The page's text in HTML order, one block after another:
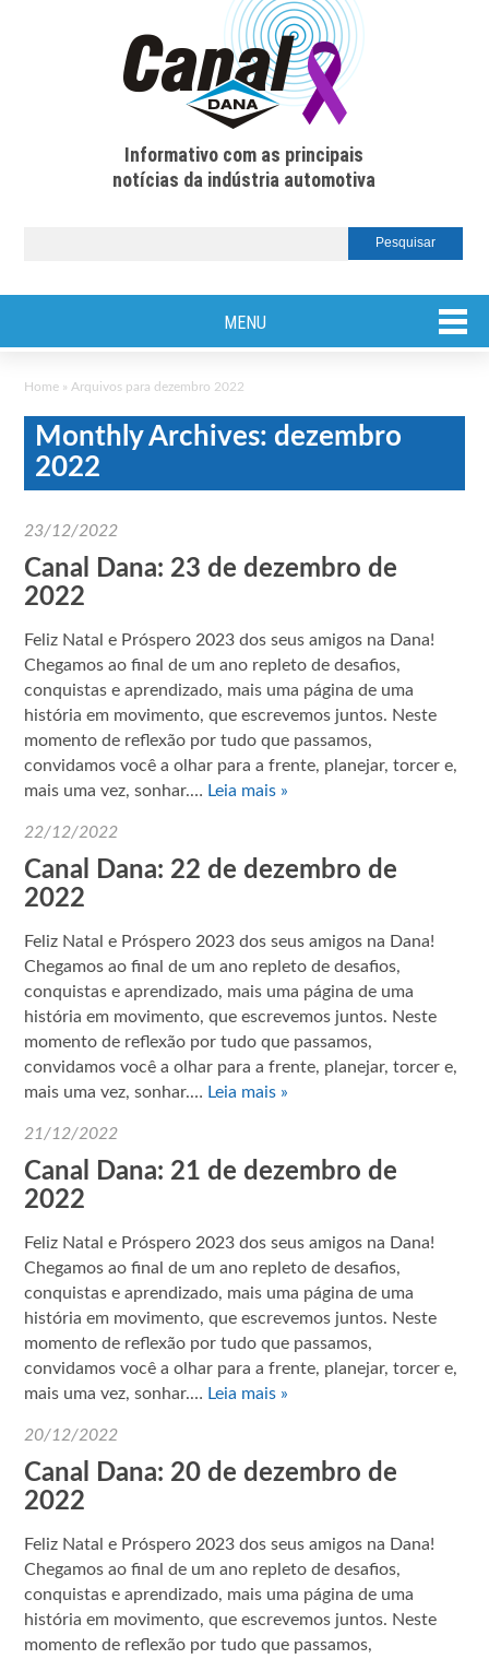
Informativo com as principais
notícias da indústria automotiva
MENU
Home » Arquivos para dezembro 2022
Monthly Archives: dezembro
2022
23/12/2022
Canal Dana: 23 de dezembro de
2022
Feliz Natal e Próspero 2023 dos seus amigos na Dana!
Chegamos ao final de um ano repleto de desafios,
conquistas e aprendizado, mais uma página de uma
história em movimento, que escrevemos juntos. Neste
momento de reflexão por tudo que passamos,
convidamos você a olhar para a frente, planejar, torcer e,
mais uma vez, sonhar.… Leia mais »
22/12/2022
Canal Dana: 22 de dezembro de
2022
Feliz Natal e Próspero 2023 dos seus amigos na Dana!
Chegamos ao final de um ano repleto de desafios,
conquistas e aprendizado, mais uma página de uma
história em movimento, que escrevemos juntos. Neste
momento de reflexão por tudo que passamos,
convidamos você a olhar para a frente, planejar, torcer e,
mais uma vez, sonhar.… Leia mais »
21/12/2022
Canal Dana: 21 de dezembro de
2022
Feliz Natal e Próspero 2023 dos seus amigos na Dana!
Chegamos ao final de um ano repleto de desafios,
conquistas e aprendizado, mais uma página de uma
história em movimento, que escrevemos juntos. Neste
momento de reflexão por tudo que passamos,
convidamos você a olhar para a frente, planejar, torcer e,
mais uma vez, sonhar.… Leia mais »
20/12/2022
Canal Dana: 20 de dezembro de
2022
Feliz Natal e Próspero 2023 dos seus amigos na Dana!
Chegamos ao final de um ano repleto de desafios,
conquistas e aprendizado, mais uma página de uma
história em movimento, que escrevemos juntos. Neste
momento de reflexão por tudo que passamos,